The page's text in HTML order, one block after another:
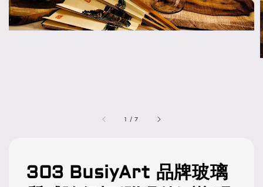
1 /7
303 BusiyArt 品牌玻璃